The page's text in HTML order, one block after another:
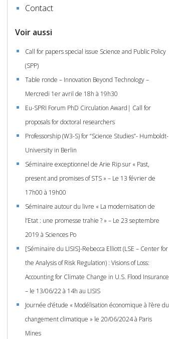
Contact
Voir aussi
Call for papers special issue Science and Public Policy
(SPP)
Table ronde – Innovation Beyond Technology –
Mercredi 1er avril de 18h à 19h30
Eu-SPRI Forum PhD Circulation Award| Call for
proposals for doctoral researchers
Professorship (W3-S) for “Science Studies”- Humboldt-
University in Berlin
Séminaire exceptionnel de Arie Rip sur « Past,
present and promises of STS » – Le 13 février de
17h00 à 19h00
Séminaire autour du livre « La modernisation de
l’Etat : une promesse trahie ? » – Le 23 septembre
2019 à Sciences Po
[Séminaire du LISIS]-Rebecca Elliott (LSE – Center for
the Analysis of Risk Regulation) : Visions of Loss:
Accounting for Climate Change in U.S. Flood Insurance
– le 13/06/22 à 14h au LISIS
Journée d’étude « Modélisation économique à l’ère du
changement climatique » le 20/06/2024 à Paris
Mines